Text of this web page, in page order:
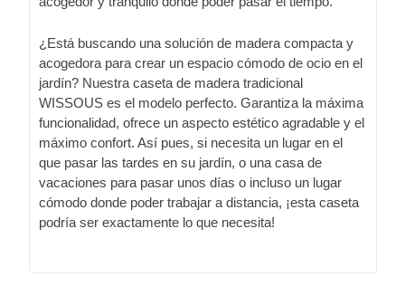
¿Está buscando una solución de madera compacta y
acogedora para crear un espacio cómodo de ocio en el
jardín? Nuestra caseta de madera tradicional
WISSOUS es el modelo perfecto. Garantiza la máxima
funcionalidad, ofrece un aspecto estético agradable y el
máximo confort. Así pues, si necesita un lugar en el
que pasar las tardes en su jardín, o una casa de
vacaciones para pasar unos días o incluso un lugar
cómodo donde poder trabajar a distancia, ¡esta caseta
podría ser exactamente lo que necesita!